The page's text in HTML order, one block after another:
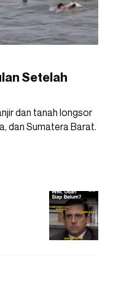
Setelah
dan tanah longsor
dan Sumatera Barat.